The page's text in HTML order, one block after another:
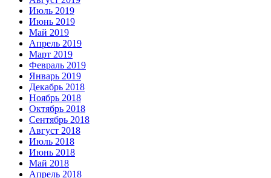
Июль 2019
Июнь 2019
Май 2019
Апрель 2019
Март 2019
Февраль 2019
Январь 2019
Декабрь 2018
Ноябрь 2018
Октябрь 2018
Сентябрь 2018
Август 2018
Июль 2018
Июнь 2018
Май 2018
Апрель 2018